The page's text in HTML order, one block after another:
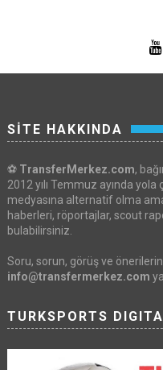
SİTE HAKKINDA
⚽ TransferMerkez.com,
2012 yılı Temmuz ayında
medyasına alternatif olma
haberleri, röportajlar, scout
bulabilirsiniz.
Soru, sorun, görüş ve
info@transfermerkez.com
TURKSPORTS